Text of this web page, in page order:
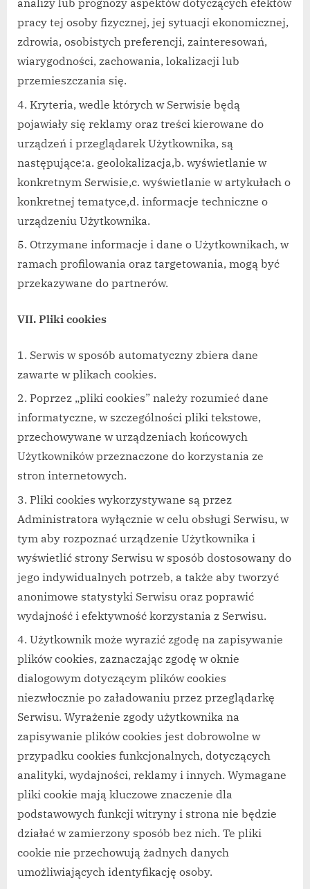
analizy lub prognozy aspektów dotyczących efektów
pracy tej osoby fizycznej, jej sytuacji ekonomicznej,
zdrowia, osobistych preferencji, zainteresowań,
wiarygodności, zachowania, lokalizacji lub
przemieszczania się.
Kryteria, wedle których w Serwisie będą
pojawiały się reklamy oraz treści kierowane do
urządzeń i przeglądarek Użytkownika, są
następujące:a. geolokalizacja,b. wyświetlanie w
konkretnym Serwisie,c. wyświetlanie w artykułach o
konkretnej tematyce,d. informacje techniczne o
urządzeniu Użytkownika.
Otrzymane informacje i dane o Użytkownikach, w
ramach profilowania oraz targetowania, mogą być
przekazywane do partnerów.
VII. Pliki cookies
Serwis w sposób automatyczny zbiera dane
zawarte w plikach cookies.
Poprzez „pliki cookies” należy rozumieć dane
informatyczne, w szczególności pliki tekstowe,
przechowywane w urządzeniach końcowych
Użytkowników przeznaczone do korzystania ze
stron internetowych.
Pliki cookies wykorzystywane są przez
Administratora wyłącznie w celu obsługi Serwisu, w
tym aby rozpoznać urządzenie Użytkownika i
wyświetlić strony Serwisu w sposób dostosowany do
jego indywidualnych potrzeb, a także aby tworzyć
anonimowe statystyki Serwisu oraz poprawić
wydajność i efektywność korzystania z Serwisu.
Użytkownik może wyrazić zgodę na zapisywanie
plików cookies, zaznaczając zgodę w oknie
dialogowym dotyczącym plików cookies
niezwłocznie po załadowaniu przez przeglądarkę
Serwisu. Wyrażenie zgody użytkownika na
zapisywanie plików cookies jest dobrowolne w
przypadku cookies funkcjonalnych, dotyczących
analityki, wydajności, reklamy i innych. Wymagane
pliki cookie mają kluczowe znaczenie dla
podstawowych funkcji witryny i strona nie będzie
działać w zamierzony sposób bez nich. Te pliki
cookie nie przechowują żadnych danych
umożliwiających identyfikację osoby.